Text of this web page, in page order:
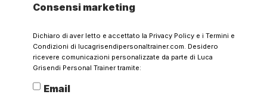
Consensi marketing
Dichiaro di aver letto e accettato la Privacy Policye i Termini e
Condizioni di lucagrisendipersonaltrainer.com. Desidero
ricevere comunicazioni personalizzate da parte di Luca
Grisendi Personal Trainer tramite:
Email